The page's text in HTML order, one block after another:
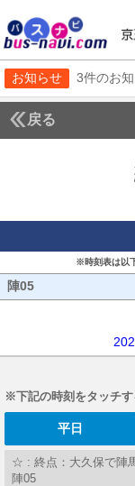
お知らせ 3件のお
戻る
※時刻表は以
陣05
※下記の時刻をタッチす
平日
☆ : 終点：大久
陣05